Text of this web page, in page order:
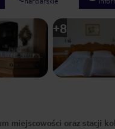
+8
miejscowości oraz stacji